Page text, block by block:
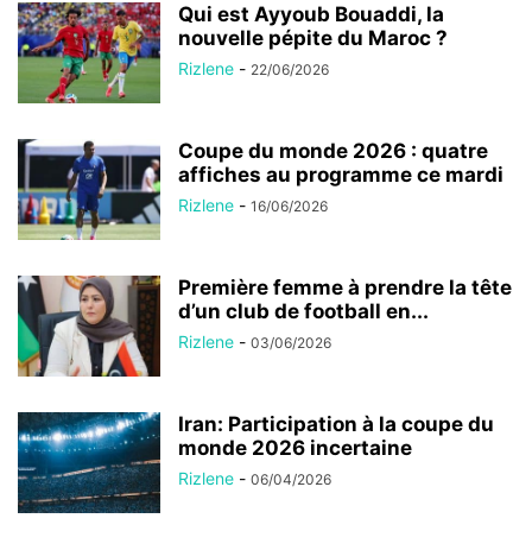
Qui est Ayyoub Bouaddi, la
nouvelle pépite du Maroc ?
Rizlene - 22/06/2026
Coupe du monde 2026 : quatre
affiches au programme ce mardi
Rizlene - 16/06/2026
Première femme à prendre la tête
d’un club de football en...
Rizlene - 03/06/2026
Iran: Participation à la coupe du
monde 2026 incertaine
Rizlene - 06/04/2026